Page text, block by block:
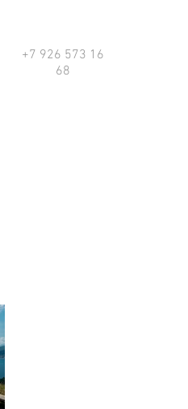
+7 926 573 16
68